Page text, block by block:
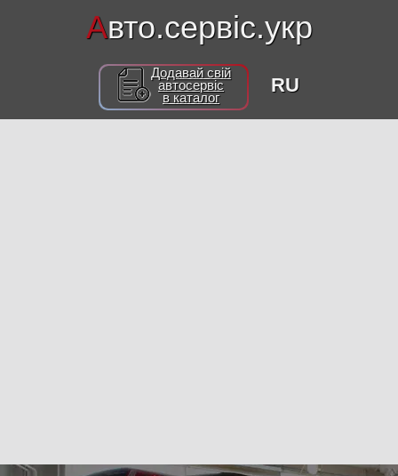
Авто.сервіс.укр
Додавай свій
автосервіс
в каталог
RU